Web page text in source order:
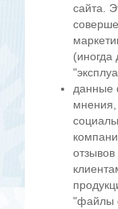
сайта.
данные
мнения,
"файлы